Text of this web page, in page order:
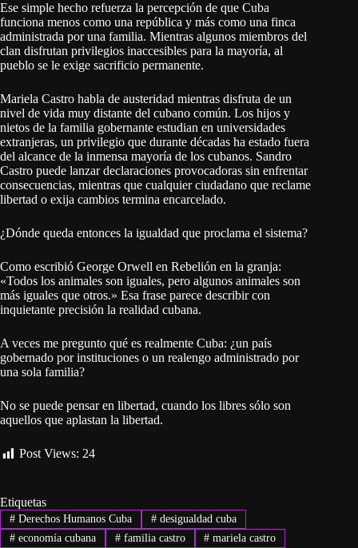
Ese simple hecho refuerza la percepción de que Cuba
funciona menos como una república y más como una finca
administrada por una familia. Mientras algunos miembros del
clan disfrutan privilegios inaccesibles para la mayoría, al
pueblo se le exige sacrificio permanente.
Mariela Castro habla de austeridad mientras disfruta de un
nivel de vida muy distante del cubano común. Los hijos y
nietos de la familia gobernante estudian en universidades
extranjeras, un privilegio que durante décadas ha estado fuera
del alcance de la inmensa mayoría de los cubanos. Sandro
Castro puede lanzar declaraciones provocadoras sin enfrentar
consecuencias, mientras que cualquier ciudadano que reclame
libertad o exija cambios termina encarcelado.
¿Dónde queda entonces la igualdad que proclama el sistema?
Como escribió George Orwell en Rebelión en la granja:
«Todos los animales son iguales, pero algunos animales son
más iguales que otros.» Esa frase parece describir con
inquietante precisión la realidad cubana.
A veces me pregunto qué es realmente Cuba: ¿un país
gobernado por instituciones o un realengo administrado por
una sola familia?
No se puede pensar en libertad, cuando los libres sólo son
aquellos que aplastan la libertad.
Post Views: 24
Etiquetas
#Derechos Humanos Cuba #desigualdad cuba
#economía cubana #familia castro # mariela castro